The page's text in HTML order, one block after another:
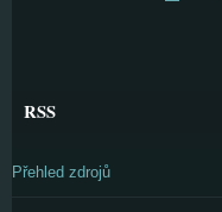
RSS
Přehled zdrojů